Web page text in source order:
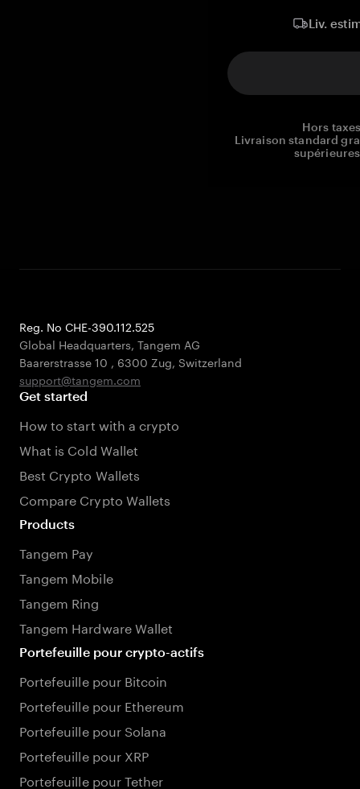
Liv.
Hors
Livraison standard
Reg. No CHE-390.112.525
Global Headquarters, Tangem AG
Baarerstrasse 10 , 6300 Zug, Switzerland
support@tangem.com
Get started
How to start with a crypto
What is Cold Wallet
Best Crypto Wallets
Compare Crypto Wallets
Products
Tangem Pay
Tangem Mobile
Tangem Ring
Tangem Hardware Wallet
Portefeuille pour crypto-actifs
Portefeuille pour Bitcoin
Portefeuille pour Ethereum
Portefeuille pour Solana
Portefeuille pour XRP
Portefeuille pour Tether